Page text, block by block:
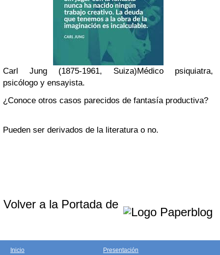
Carl Jung (1875-1961, Suiza)Médico psiquiatra,
psicólogo y ensayista.
¿Conoce otros casos parecidos de fantasía productiva?
Pueden ser derivados de la literatura o no.
Volver a la Portada de
Inicio Presentación